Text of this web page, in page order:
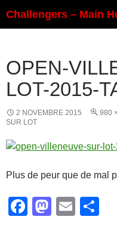
au
Challengers – Main
OPEN-
LOT-2015-
2 NOVEMBRE 2015 980
SUR LOT
Plus de peur que de mal
F
M
E